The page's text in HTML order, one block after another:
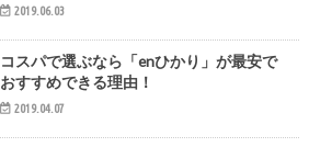
2019.06.03
コスパで選ぶなら「enひかり」が最安で
おすすめできる理由！
2019.04.07